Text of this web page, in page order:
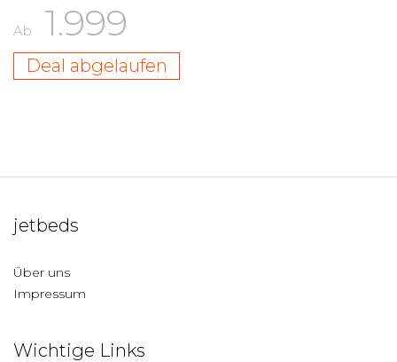
Ab 1.999
Deal abgelaufen
jetbeds
Über uns
Impressum
Wichtige Links